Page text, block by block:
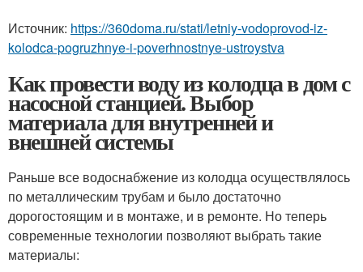
Источник: https://360doma.ru/stati/letniy-vodoprovod-iz-
kolodca-pogruzhnye-i-poverhnostnye-ustroystva
Как провести воду из колодца в дом с
насосной станцией. Выбор
материала для внутренней и
внешней системы
Раньше все водоснабжение из колодца осуществлялось
по металлическим трубам и было достаточно
дорогостоящим и в монтаже, и в ремонте. Но теперь
современные технологии позволяют выбрать такие
материалы: